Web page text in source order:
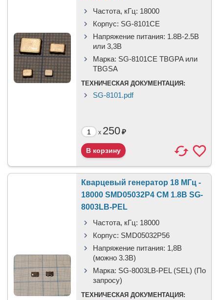
Частота, кГц: 18000
Корпус: SG-8101CE
Напряжение питания: 1.8В-2.5B
или 3,3B
Марка: SG-8101CE TBGPA или
TBGSA
ТЕХНИЧЕСКАЯ ДОКУМЕНТАЦИЯ:
SG-8101.pdf
x 250₽
Кварцевый генератор 18 МГц -
18000 SMD05032P4 CM 1.8В SG-
8003LB-PEL
Частота, кГц: 18000
Корпус: SMD05032P56
Напряжение питания: 1,8В
(можно 3.3В)
Марка: SG-8003LB-PEL (SEL) (По
запросу)
ТЕХНИЧЕСКАЯ ДОКУМЕНТАЦИЯ: